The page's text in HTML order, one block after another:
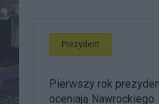
Prezydent
Pierwszy rok
oceniają Nawrockiego